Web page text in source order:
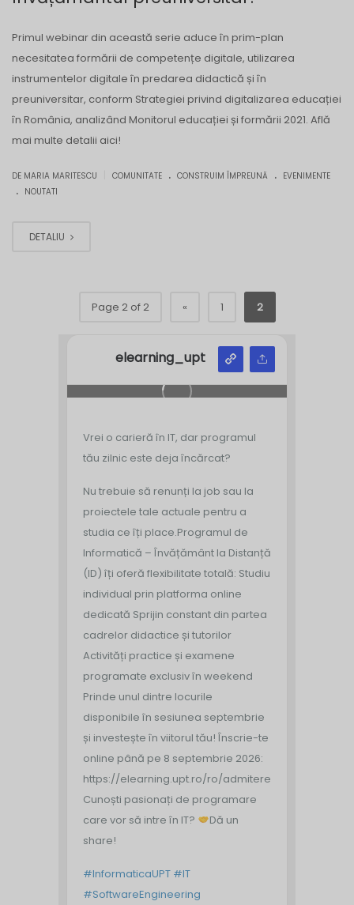
Primul webinar din această serie aduce în prim-plan
necesitatea formării de competențe digitale, utilizarea
instrumentelor digitale în predarea didactică și în
preuniversitar, conform Strategiei privind digitalizarea educației
în România, analizând Monitorul educației și formării 2021. Află
mai multe detalii aici!
DE MARIA MARITESCU COMUNITATE . CONSTRUIM ÎMPREUNĂ . EVENIMENTE
. NOUTATI
DETALIU
Page 2 of 2 « 1 2
elearning_upt
Vrei o carieră în IT, dar programul
tău zilnic este deja încărcat?
Nu trebuie să renunți la job sau la
proiectele tale actuale pentru a
studia ce îți place.Programul de
Informatică – Învățământ la Distanță
(ID) îți oferă flexibilitate totală: Studiu
individual prin platforma online
dedicată ‍ Sprijin constant din partea
cadrelor didactice și tutorilor
Activități practice și examene
programate exclusiv în weekend
Prinde unul dintre locurile
disponibile în sesiunea septembrie
și investește în viitorul tău! Înscrie-te
online până pe 8 septembrie 2026:
https://elearning.upt.ro/ro/admitere/
Cunoști pasionați de programare
care vor să intre în IT?
Dă un
share!
#InformaticaUPT #IT
#SoftwareEngineering